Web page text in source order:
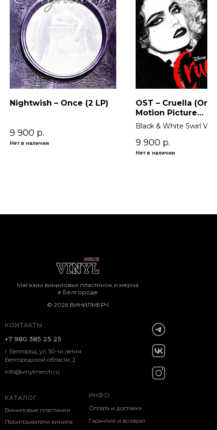
Nightwish – Once (2 LP)
9 900 р.
Нет в наличии
OST – Cruella
Motion Picture
Soundtrack) 2LP
Black & White Swirl
9 900 р.
Нет в наличии
КОНТАКТЫ
г. Белгород, ул. 50-ти летия
Белгородской области, 2
КАТАЛОГ
Виниловые пластинки
ИНФО
Оплата и доставка
+7 980 385 25 25
Магазин виниловых пластинок и мерча
в Белгороде
Проигрыватели винила Гарантия и возврат
© 2026 ВИНИЛМЕРЧ
info@vinylmerch.ru